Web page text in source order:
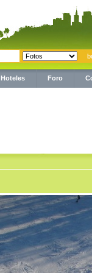
Hoteles Foro